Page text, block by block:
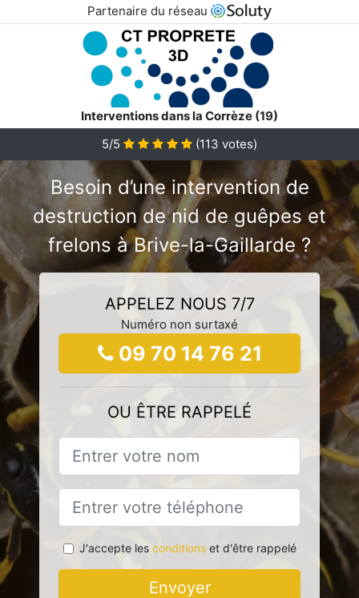
Partenaire du réseau
Interventions dans la Corrèze (19)
5/5
(113 votes)
Besoin d’une intervention de
destruction de nid de guêpes et
frelons à Brive-la-Gaillarde ?
APPELEZ NOUS 7/7
Numéro non surtaxé
09 70 14 76 21
OU ÊTRE RAPPELÉ
J'accepte les conditionset d'être rappelé
Envoyer